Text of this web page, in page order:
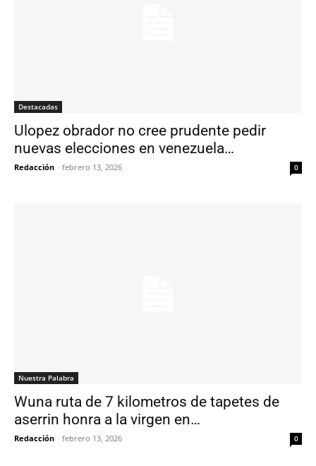
Destacadas
Ulopez obrador no cree prudente pedir
nuevas elecciones en venezuela…
Redacción - febrero 13, 2026 0
Nuestra Palabra
Wuna ruta de 7 kilometros de tapetes de
aserrin honra a la virgen en…
Redacción - febrero 13, 2026 0